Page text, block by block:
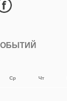
Ср Чт